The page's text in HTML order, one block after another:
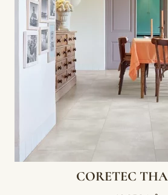
CORETEC